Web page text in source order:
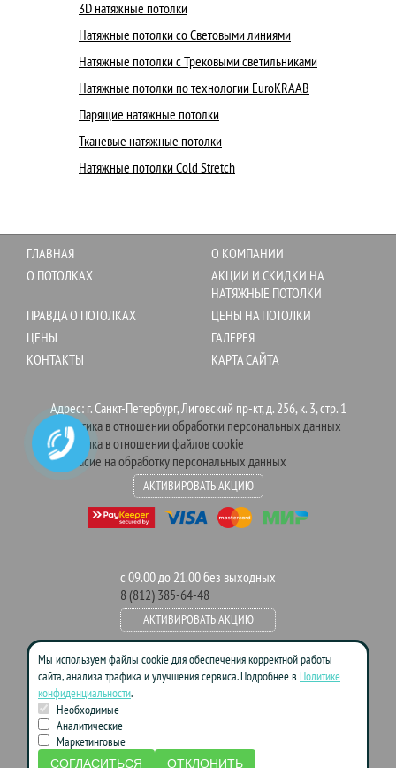
3D натяжные потолки
Натяжные потолки со Световыми линиями
Натяжные потолки с Трековыми светильниками
Натяжные потолки по технологии EuroKRAAB
Парящие натяжные потолки
Тканевые натяжные потолки
Натяжные потолки Cold Stretch
ГЛАВНАЯ
О КОМПАНИИ
О ПОТОЛКАХ
АКЦИИ И СКИДКИ НА
НАТЯЖНЫЕ ПОТОЛКИ
ПРАВДА О ПОТОЛКАХ
ЦЕНЫ НА ПОТОЛКИ
ЦЕНЫ
ГАЛЕРЕЯ
КОНТАКТЫ
КАРТА САЙТА
Адрес: г. Санкт-Петербург, Лиговский пр-кт, д. 256, к. 3, стр. 1
Политика в отношении обработки персональных данных
Политика в отношении файлов cookie
Согласие на обработку персональных данных
АКТИВИРОВАТЬ АКЦИЮ
Данный сайт носит информационно-справочный характер и ни при
каких условиях не является публичной офертой. Пожалуйста, для
уточнения цен и условий акций обращайтесь к менеджерам компании.
с 09.00 до 21.00 без выходных
8 (812) 385-64-48
АКТИВИРОВАТЬ АКЦИЮ
Мы используем файлы cookie для обеспечения корректной работы
сайта, анализа трафика и улучшения сервиса. Подробнее в Политике
конфиденциальности.
Необходимые
Аналитические
Маркетинговые
СОГЛАСИТЬСЯ ОТКЛОНИТЬ